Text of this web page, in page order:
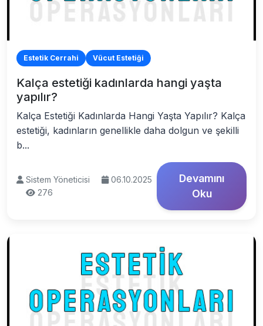
Estetik Cerrahi Vücut Estetiği
Kalça estetiği kadınlarda hangi yaşta
yapılır?
Kalça Estetiği Kadınlarda Hangi Yaşta Yapılır? Kalça
estetiği, kadınların genellikle daha dolgun ve şekilli
b...
Sistem Yöneticisi
06.10.2025
276
Devamını
Oku